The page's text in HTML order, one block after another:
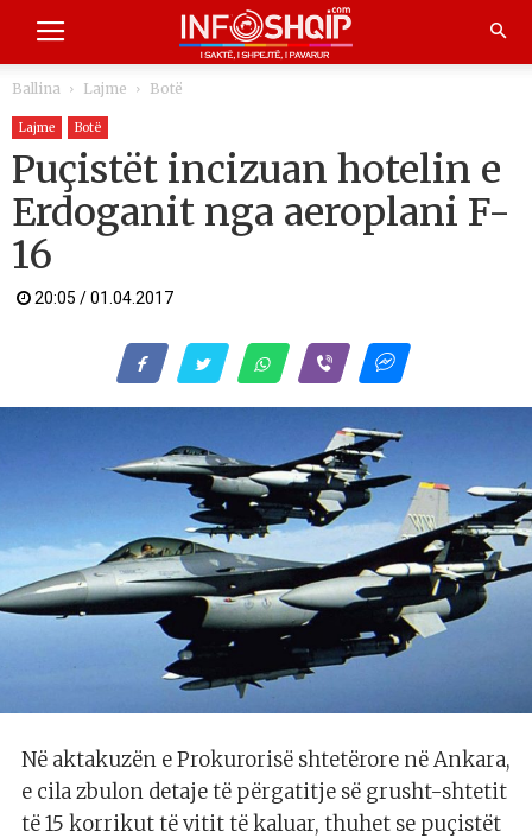
Ballina Lajme Botë
Lajme Botë
Puçistët incizuan hotelin e
Erdoganit nga aeroplani F-
16
20:05 / 01.04.2017
Në aktakuzën e Prokurorisë shtetërore në Ankara,
e cila zbulon detaje të përgatitje së grusht-shtetit
të 15 korrikut të vitit të kaluar, thuhet se puçistët